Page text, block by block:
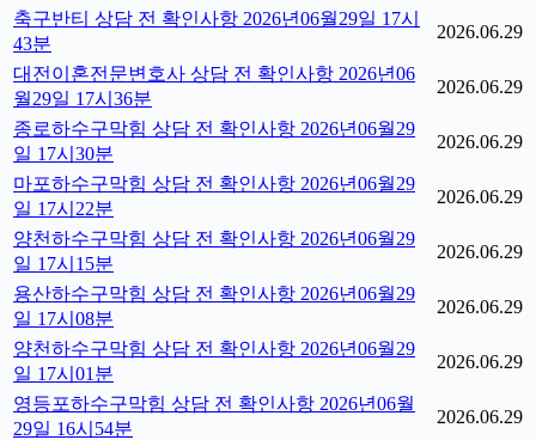
축구반티 상담 전 확인사항 2026년06월29일 17시
43분
2026.06.29
대전이혼전문변호사 상담 전 확인사항 2026년06
월29일 17시36분
2026.06.29
종로하수구막힘 상담 전 확인사항 2026년06월29
일 17시30분
2026.06.29
마포하수구막힘 상담 전 확인사항 2026년06월29
일 17시22분
2026.06.29
양천하수구막힘 상담 전 확인사항 2026년06월29
일 17시15분
2026.06.29
용산하수구막힘 상담 전 확인사항 2026년06월29
일 17시08분
2026.06.29
양천하수구막힘 상담 전 확인사항 2026년06월29
일 17시01분
2026.06.29
영등포하수구막힘 상담 전 확인사항 2026년06월
29일 16시54분
2026.06.29